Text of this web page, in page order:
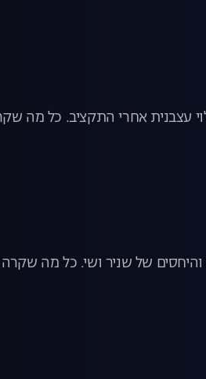
עצבנית אחרי התקציב. כל
של שניר ושי. כל מה